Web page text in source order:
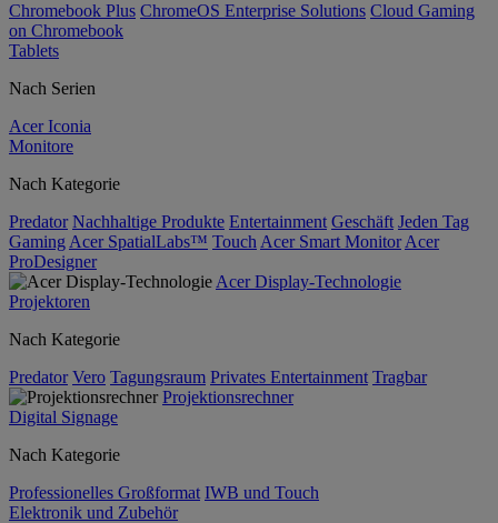
Chromebook Plus ChromeOS Enterprise Solutions Cloud Gaming
on Chromebook
Tablets
Nach Serien
Acer Iconia
Monitore
Nach Kategorie
Predator Nachhaltige Produkte Entertainment Geschäft Jeden Tag
Gaming Acer SpatialLabs™ Touch Acer Smart Monitor Acer
ProDesigner
Acer Display-Technologie
Projektoren
Nach Kategorie
Predator Vero Tagungsraum Privates Entertainment Tragbar
Projektionsrechner
Digital Signage
Nach Kategorie
Professionelles Großformat IWB und Touch
Elektronik und Zubehör